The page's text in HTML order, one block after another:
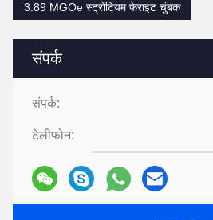
संपर्क
संपर्क:
टेलीफोन:
3.89 MGOe स्ट्रोंटियम फेराइट चुंबक